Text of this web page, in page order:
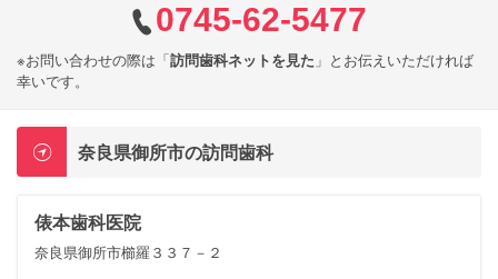
0745-62-5477
※お問い合わせの際は「訪問歯科ネットを見た 」とお伝えいただければ
幸いです。
奈良県御所市の訪問歯科
俵本歯科医院
奈良県御所市櫛羅３３７－２